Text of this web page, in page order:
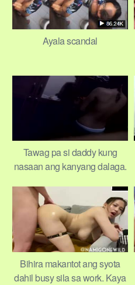
Ayala scandal
Tawag pa si daddy kung
nasaan ang kanyang dalaga.
Bihira makantot ang syota
dahil busy sila sa work. Kaya